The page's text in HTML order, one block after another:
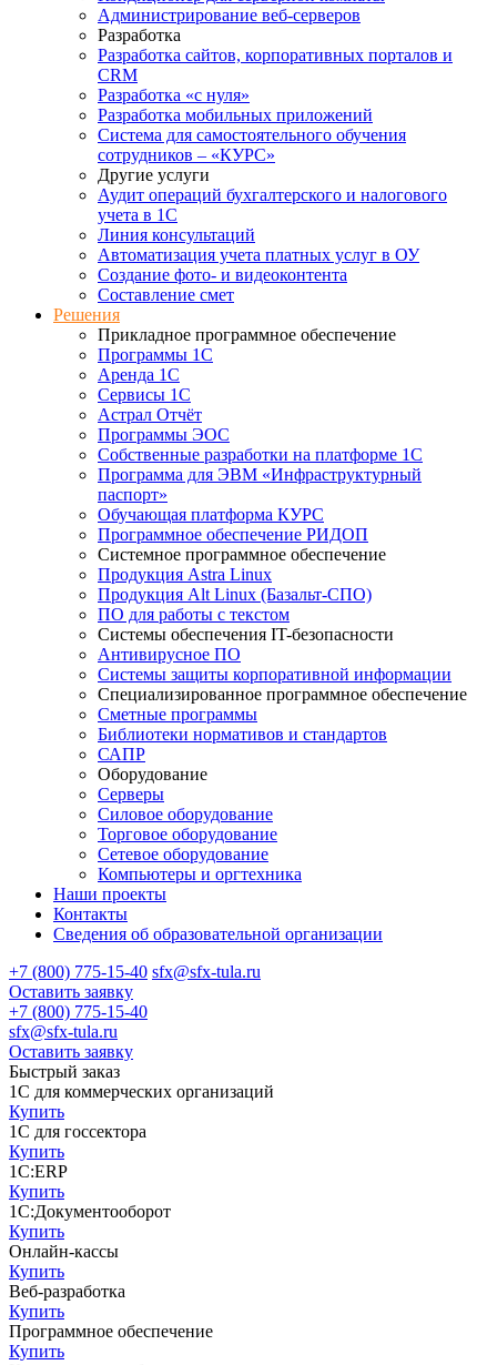
Администрирование веб-серверов
Разработка
Разработка сайтов, корпоративных порталов и
CRM
Разработка «с нуля»
Разработка мобильных приложений
Система для самостоятельного обучения
сотрудников – «КУРС»
Другие услуги
Аудит операций бухгалтерского и налогового
учета в 1С
Линия консультаций
Автоматизация учета платных услуг в ОУ
Создание фото- и видеоконтента
Составление смет
Решения
Прикладное программное обеспечение
Программы 1С
Аренда 1С
Сервисы 1С
Астрал Отчёт
Программы ЭОС
Собственные разработки на платформе 1С
Программа для ЭВМ «Инфраструктурный
паспорт»
Обучающая платформа КУРС
Программное обеспечение РИДОП
Системное программное обеспечение
Продукция Astra Linux
Продукция Alt Linux (Базальт-СПО)
ПО для работы с текстом
Системы обеспечения IT-безопасности
Антивирусное ПО
Системы защиты корпоративной информации
Специализированное программное обеспечение
Сметные программы
Библиотеки нормативов и стандартов
САПР
Оборудование
Серверы
Силовое оборудование
Торговое оборудование
Сетевое оборудование
Компьютеры и оргтехника
Наши проекты
Контакты
Сведения об образовательной организации
+7 (800) 775-15-40 sfx@sfx-tula.ru
Оставить заявку
+7 (800) 775-15-40
sfx@sfx-tula.ru
Оставить заявку
Быстрый заказ
1С для коммерческих организаций
Купить
1С для госсектора
Купить
1С:ERP
Купить
1С:Документооборот
Купить
Онлайн-кассы
Купить
Веб-разработка
Купить
Программное обеспечение
Купить